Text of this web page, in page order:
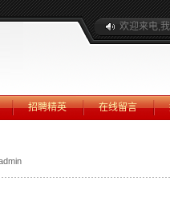
欢迎来电,
招聘精英 在线留言